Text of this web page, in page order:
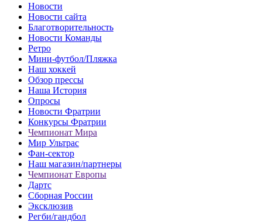
Новости
Новости сайта
Благотворительность
Новости Команды
Ретро
Мини-футбол/Пляжка
Наш хоккей
Обзор прессы
Наша История
Опросы
Новости Фратрии
Конкурсы Фратрии
Чемпионат Мира
Мир Ультрас
Фан-cектор
Наш магазин/партнеры
Чемпионат Европы
Дартс
Сборная России
Эксклюзив
Регби/гандбол